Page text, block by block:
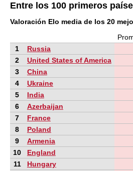
Entre los 100 primeros
Valoración Elo media de los 20
1
Russia
2
United States of America
3
China
4
Ukraine
5
India
6
Azerbaijan
7
France
8
Poland
9
Armenia
10
England
11
Hungary